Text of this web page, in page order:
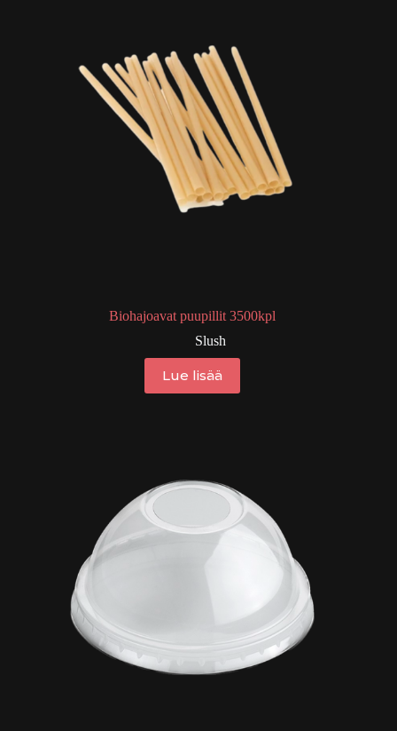
Biohajoavat puupillit 3500kpl
Slush
Lue lisää